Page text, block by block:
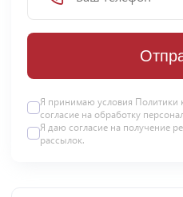
Я принимаю условия Политики
согласие на обработку
Я даю согласие на получение
рассылок.